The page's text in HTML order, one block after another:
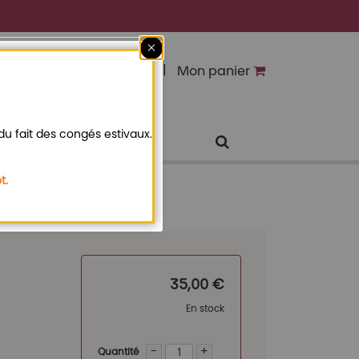
Mon panier
En stock
35,00 €
Quantité - +
Fermer
fait des congés estivaux.